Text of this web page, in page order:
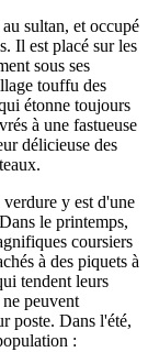
sultan, et occupé
Il est placé sur les
sous ses
touffu des
étonne toujours
à une fastueuse
délicieuse des
y est d'une
le printemps,
coursiers
à des piquets à
tendent leurs
peuvent
poste. Dans l'été,
: